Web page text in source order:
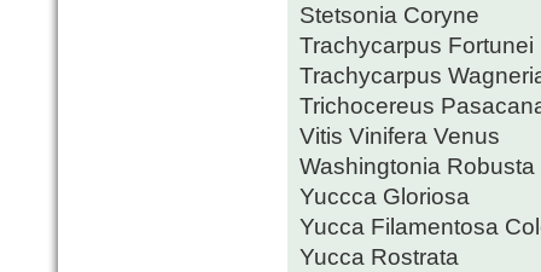
Stetsonia Coryne
Trachycarpus Fortunei
Trachycarpus
Trichocereus
Vitis Vinifera Venus
Washingtonia Robusta
Yuccca Gloriosa
Yucca Filamentosa
Yucca Rostrata